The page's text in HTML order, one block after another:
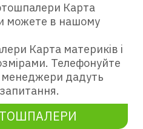
Карта
можете в нашому
Карта материків і
Телефонуйте
менеджери дадуть